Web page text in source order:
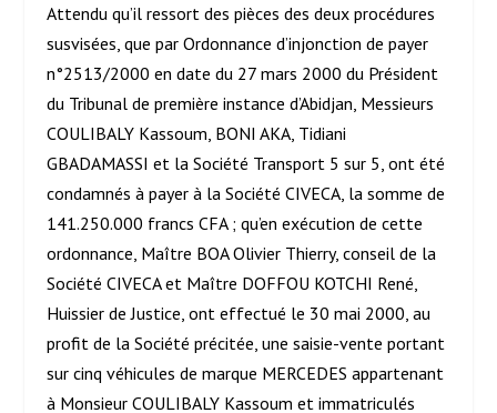
Attendu qu’il ressort des pièces des deux procédures
susvisées, que par Ordonnance d’injonction de payer
n°2513/2000 en date du 27 mars 2000 du Président
du Tribunal de première instance d’Abidjan, Messieurs
COULIBALY Kassoum, BONI AKA, Tidiani
GBADAMASSI et la Société Transport 5 sur 5, ont été
condamnés à payer à la Société CIVECA, la somme de
141.250.000 francs CFA ; qu’en exécution de cette
ordonnance, Maître BOA Olivier Thierry, conseil de la
Société CIVECA et Maître DOFFOU KOTCHI René,
Huissier de Justice, ont effectué le 30 mai 2000, au
profit de la Société précitée, une saisie-vente portant
sur cinq véhicules de marque MERCEDES appartenant
à Monsieur COULIBALY Kassoum et immatriculés